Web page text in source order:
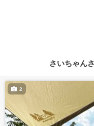
さいちゃん
2